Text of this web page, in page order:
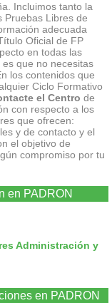
Incluimos tanto la
Pruebas Libres de
adecuada
Oficial de FP
en todas las
que no necesitas
los contenidos que
Ciclo Formativo
el Centro de
con respecto a los
que ofrecen:
y de contacto y el
el objetivo de
compromiso por tu
en PADRON
Administración y
en PADRON